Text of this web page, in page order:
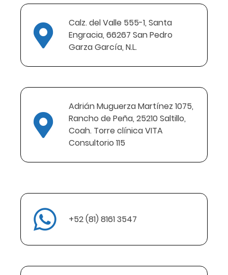
Calz. del Valle 555-1, Santa
Engracia, 66267 San Pedro
Garza García, N.L.
Adrián Muguerza Martínez 1075,
Rancho de Peña, 25210 Saltillo,
Coah. Torre clínica VITA
Consultorio 115
+52 (81) 8161 3547